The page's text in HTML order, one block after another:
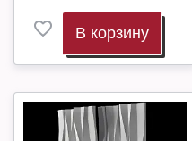
В корзину